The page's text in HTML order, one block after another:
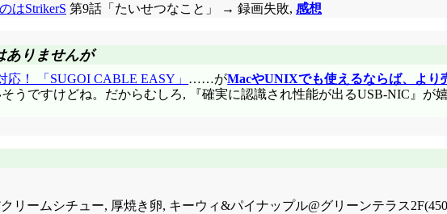
はStrikerS 第9話「たいせつなこと」 → 録画失敗, 感想
ありませんが
！ 「SUGOI CABLE EASY」 ……がMacやUNIXでも使えるならば、より
うですけどね。だからむしろ, 『確実に認識され性能が出るUSB-NIC』
リームシチュー, 厚焼き卵, キーウィ&パイナップル@グリーンテラス